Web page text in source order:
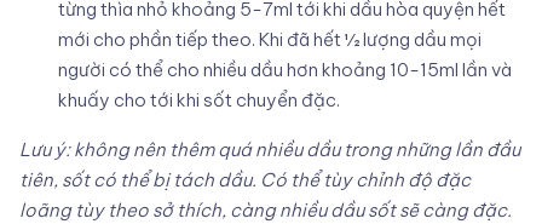
từng thìa nhỏ khoảng 5-7ml tới khi dầu hòa quyện hết
mới cho phần tiếp theo. Khi đã hết ½ lượng dầu mọi
người có thể cho nhiều dầu hơn khoảng 10-15ml lần và
khuấy cho tới khi sốt chuyển đặc.
Lưu ý: không nên thêm quá nhiều dầu trong những lần đầu
tiên, sốt có thể bị tách dầu. Có thể tùy chỉnh độ đặc
loãng tùy theo sở thích, càng nhiều dầu sốt sẽ càng đặc.